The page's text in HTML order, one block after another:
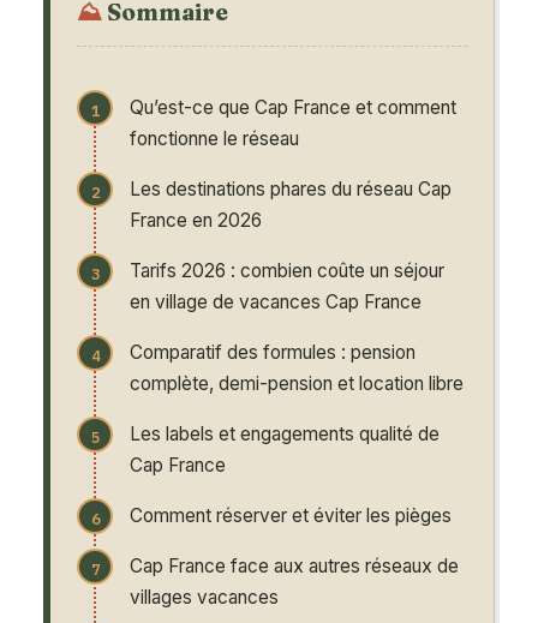
Sommaire
Qu’est-ce que Cap France et comment
fonctionne le réseau
Les destinations phares du réseau Cap
France en 2026
Tarifs 2026 : combien coûte un séjour
en village de vacances Cap France
Comparatif des formules : pension
complète, demi-pension et location libre
Les labels et engagements qualité de
Cap France
Comment réserver et éviter les pièges
Cap France face aux autres réseaux de
villages vacances